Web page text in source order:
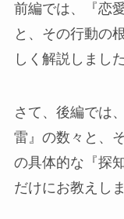
前編では、『恋
と、その行動の
しく解説しました
さて、後編では
雷』の数々と、
の具体的な『探
だけにお教えし